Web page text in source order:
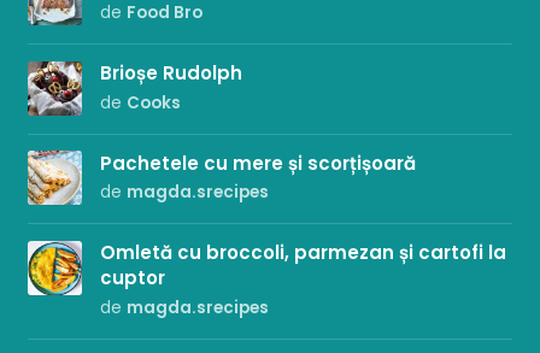
de Food Bro
Brioșe Rudolph
de Cooks
Pachetele cu mere și scorțișoară
de magda.srecipes
Omletă cu broccoli, parmezan și cartofi la
cuptor
de magda.srecipes